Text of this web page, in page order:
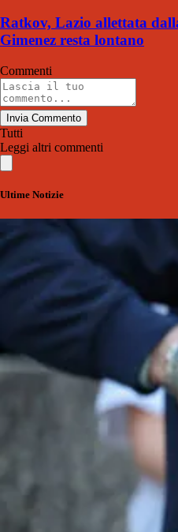
Ratkov, Lazio allettata
Gimenez resta lontano
Commenti
Invia Commento
Tutti
Leggi altri commenti
Ultime Notizie